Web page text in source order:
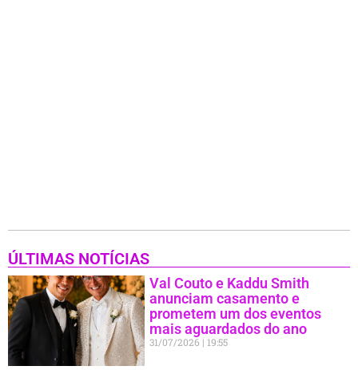
ÚLTIMAS NOTÍCIAS
Val Couto e Kaddu Smith
anunciam casamento e
prometem um dos eventos
mais aguardados do ano
31/07/2026 19:55